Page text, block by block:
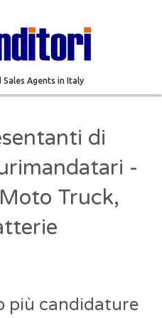
Agents in Italy
di
-
Truck,
più candidature